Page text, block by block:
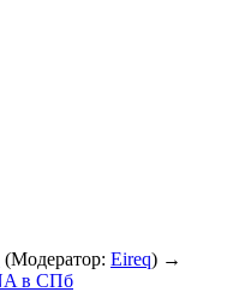
(Модератор: Eireq) →
в СПб